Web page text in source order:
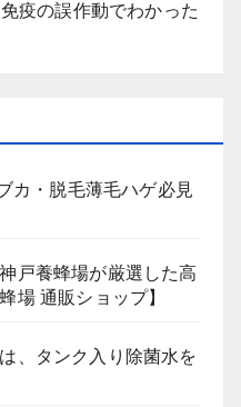
疫の誤作動でわかった
カ・脱毛薄毛ハゲ必見
戸養蜂場が厳選した高
場 通販ショップ】
、タンク入り除菌水を